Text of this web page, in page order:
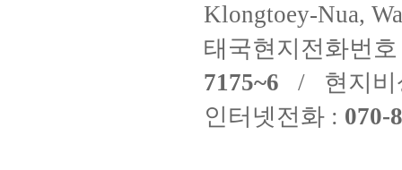
Klongtoey-Nua,
태국현지전화번
7175~6 / 현지비
인터넷전화 : 070-